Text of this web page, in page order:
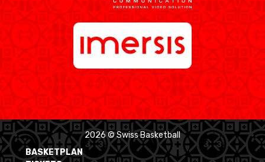
2026 © Swiss Basketball
BASKETPLAN